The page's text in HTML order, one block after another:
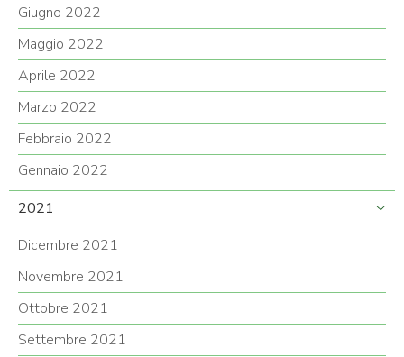
Giugno 2022
Maggio 2022
Aprile 2022
Marzo 2022
Febbraio 2022
Gennaio 2022
2021
Dicembre 2021
Novembre 2021
Ottobre 2021
Settembre 2021